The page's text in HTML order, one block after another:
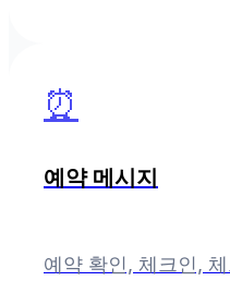
⏰
예약 메시지
예약 확인, 체크인,